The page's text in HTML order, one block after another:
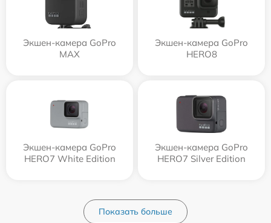
Экшен-камера GoPro
MAX
Экшен-камера GoPro
HERO8
Экшен-камера GoPro
HERO7 White Edition
Экшен-камера GoPro
HERO7 Silver Edition
Показать больше